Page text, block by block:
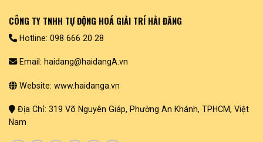
CÔNG TY TNHH TỰ ĐỘNG HOÁ GIẢI TRÍ HẢI ĐĂNG
Hotline: 098 666 20 28
Email: haidang@haidangA.vn
Website: www.haidanga.vn
Địa Chỉ: 319 Võ Nguyên Giáp, Phường An Khánh, TPHCM, Việt
Nam